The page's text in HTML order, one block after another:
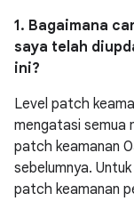
1. Bagaimana
saya telah
ini?
Level patch
mengatasi semua
patch keamanan
sebelumnya.
patch keamanan